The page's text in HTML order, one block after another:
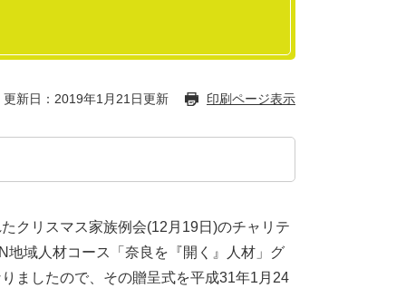
更新日：2019年1月21日更新 印刷ページ表示
クリスマス家族例会(12月19日)のチャリテ
地域人材コース「奈良を『開く』人材」グ
ましたので、その贈呈式を平成31年1月24